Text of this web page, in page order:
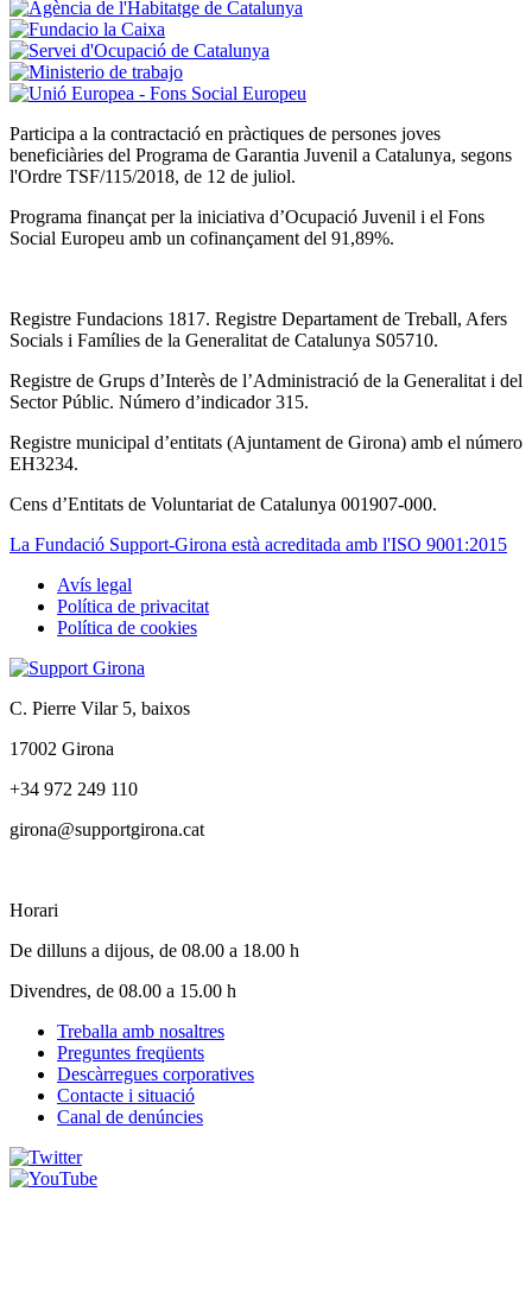
Participa a la contractació en pràctiques de persones joves
beneficiàries del Programa de Garantia Juvenil a Catalunya, segons
l'Ordre TSF/115/2018, de 12 de juliol.
Programa finançat per la iniciativa d’Ocupació Juvenil i el Fons
Social Europeu amb un cofinançament del 91,89%.
Registre Fundacions 1817. Registre Departament de Treball, Afers
Socials i Famílies de la Generalitat de Catalunya S05710.
Registre de Grups d’Interès de l’Administració de la Generalitat i del
Sector Públic. Número d’indicador 315.
Registre municipal d’entitats (Ajuntament de Girona) amb el número
EH3234.
Cens d’Entitats de Voluntariat de Catalunya 001907-000.
La Fundació Support-Girona està acreditada amb l'ISO 9001:2015
Tertiary
navigation
Avís legal
Política de privacitat
Política de cookies
C. Pierre Vilar 5, baixos
17002 Girona
+34 972 249 110
girona@supportgirona.cat
Horari
De dilluns a dijous, de 08.00 a 18.00 h
Divendres, de 08.00 a 15.00 h
Footer
menu
Treballa amb nosaltres
Preguntes freqüents
Descàrregues corporatives
Contacte i situació
Canal de denúncies